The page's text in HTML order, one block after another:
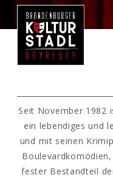
Seit November 1982
ein lebendiges und
und mit seinen
fester Bestandteil